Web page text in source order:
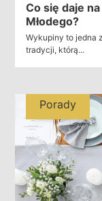
Co się daje
Młodego?
Wykupiny to jedna
tradycji, którą...
Porady